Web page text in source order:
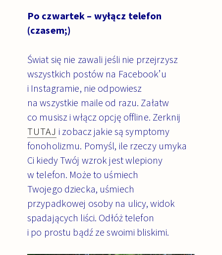
Po czwartek – wyłącz telefon
(czasem;)
Świat się nie zawali jeśli nie przejrzysz
wszystkich postów na Facebook’u
i Instagramie, nie odpowiesz
na wszystkie maile od razu. Załatw
co musisz i włącz opcję offline. Zerknij
TUTAJ i zobacz jakie są symptomy
fonoholizmu. Pomyśl, ile rzeczy umyka
Ci kiedy Twój wzrok jest wlepiony
w telefon. Może to uśmiech
Twojego dziecka, uśmiech
przypadkowej osoby na ulicy, widok
spadających liści. Odłóż telefon
i po prostu bądź ze swoimi bliskimi.